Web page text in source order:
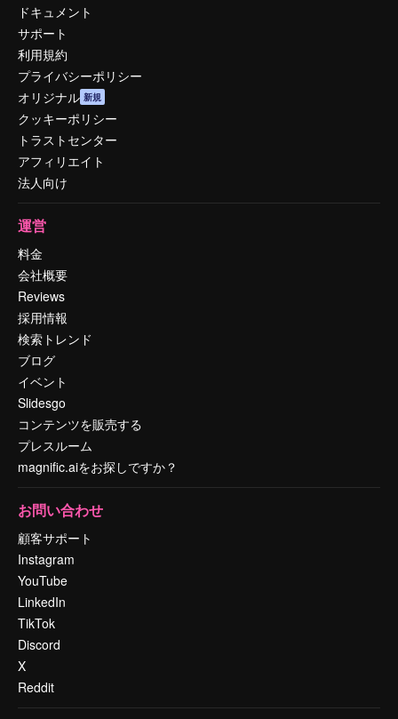
ドキュメント
サポート
利用規約
プライバシーポリシー
オリジナル 新規
クッキーポリシー
トラストセンター
アフィリエイト
法人向け
運営
料金
会社概要
Reviews
採用情報
検索トレンド
ブログ
イベント
Slidesgo
コンテンツを販売する
プレスルーム
magnific.aiをお探しですか？
お問い合わせ
顧客サポート
Instagram
YouTube
LinkedIn
TikTok
Discord
X
Reddit